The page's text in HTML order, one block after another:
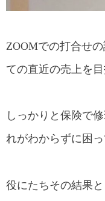
禁煙・運
導入済
申請の被
ZOOMでの打合せ
ての直近の売上を
しっかりと保険で
れがわからずに困
役にたちその結果